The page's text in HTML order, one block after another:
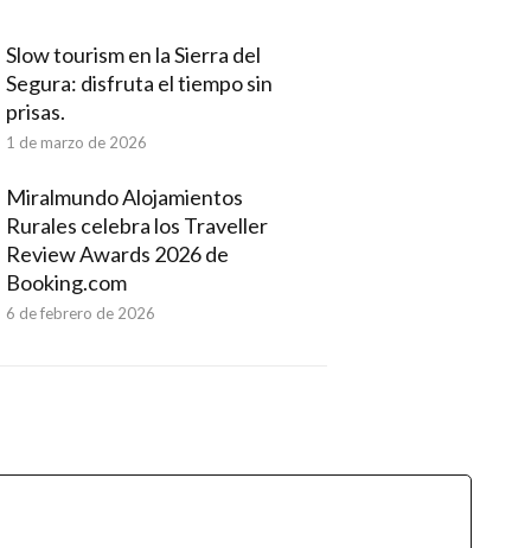
Slow tourism en la Sierra del
Segura: disfruta el tiempo sin
prisas.
1 de marzo de 2026
Miralmundo Alojamientos
Rurales celebra los Traveller
Review Awards 2026 de
Booking.com
6 de febrero de 2026